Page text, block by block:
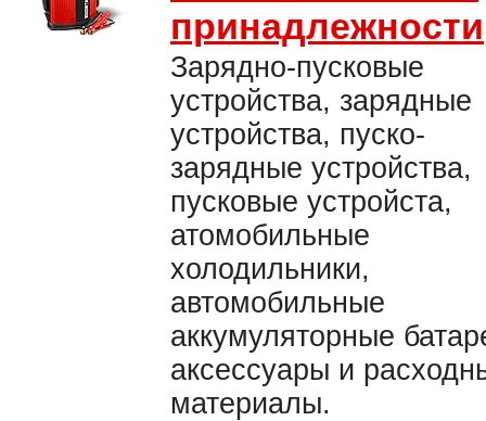
принадлежности
Зарядно-пусковые
устройства, зарядные
устройства, пуско-
зарядные устройства,
пусковые устройста,
атомобильные
холодильники,
автомобильные
аккумуляторные
аксессуары и
материалы.